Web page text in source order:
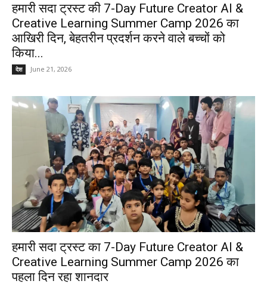
हमारी सदा ट्रस्ट की 7-Day Future Creator AI &
Creative Learning Summer Camp 2026 का
आखिरी दिन, बेहतरीन प्रदर्शन करने वाले बच्चों को
किया...
देश June 21, 2026
हमारी सदा ट्रस्ट का 7-Day Future Creator AI &
Creative Learning Summer Camp 2026 का
पहला दिन रहा शानदार